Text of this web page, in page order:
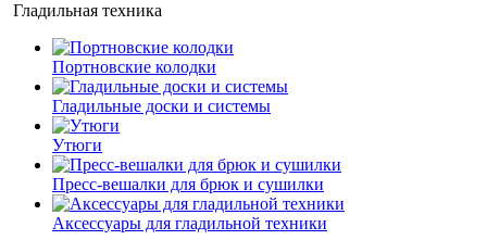
Гладильная техника
Портновские колодки
Гладильные доски и системы
Утюги
Пресс-вешалки для брюк и сушилки
Аксессуары для гладильной техники